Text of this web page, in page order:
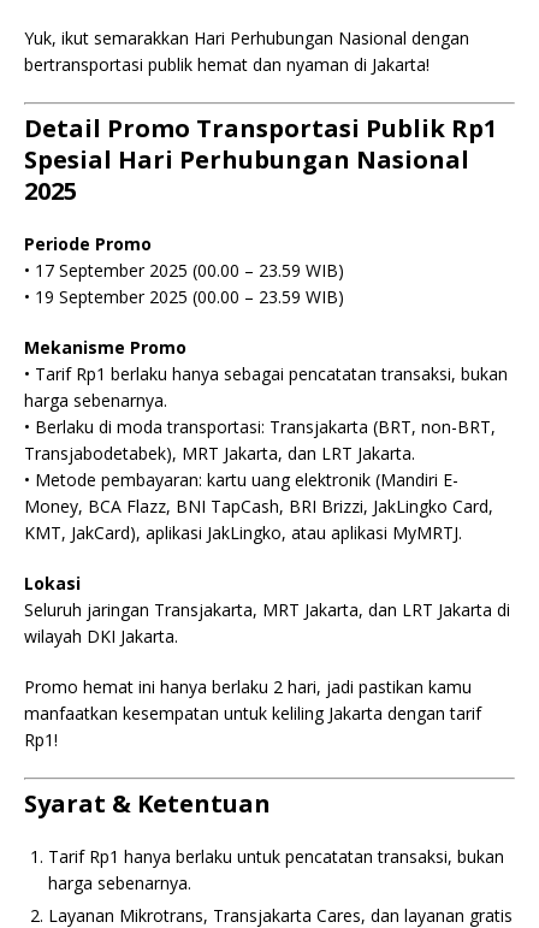
Yuk, ikut semarakkan Hari Perhubungan Nasional dengan
bertransportasi publik hemat dan nyaman di Jakarta!
Detail Promo Transportasi Publik Rp1
Spesial Hari Perhubungan Nasional
2025
Periode Promo
• 17 September 2025 (00.00 – 23.59 WIB)
• 19 September 2025 (00.00 – 23.59 WIB)
Mekanisme Promo
• Tarif Rp1 berlaku hanya sebagai pencatatan transaksi, bukan
harga sebenarnya.
• Berlaku di moda transportasi: Transjakarta (BRT, non-BRT,
Transjabodetabek), MRT Jakarta, dan LRT Jakarta.
• Metode pembayaran: kartu uang elektronik (Mandiri E-
Money, BCA Flazz, BNI TapCash, BRI Brizzi, JakLingko Card,
KMT, JakCard), aplikasi JakLingko, atau aplikasi MyMRTJ.
Lokasi
Seluruh jaringan Transjakarta, MRT Jakarta, dan LRT Jakarta di
wilayah DKI Jakarta.
Promo hemat ini hanya berlaku 2 hari, jadi pastikan kamu
manfaatkan kesempatan untuk keliling Jakarta dengan tarif
Rp1!
Syarat & Ketentuan
Tarif Rp1 hanya berlaku untuk pencatatan transaksi, bukan
harga sebenarnya.
Layanan Mikrotrans, Transjakarta Cares, dan layanan gratis